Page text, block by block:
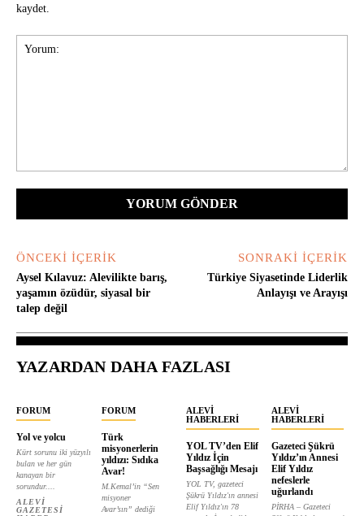
kaydet.
ÖNCEKI İÇERIK
Aysel Kılavuz: Alevilikte barış,
yaşamın özüdür, siyasal bir
talep değil
SONRAKI İÇERIK
Türkiye Siyasetinde Liderlik
Anlayışı ve Arayışı
YAZARDAN DAHA FAZLASI
FORUM
Yol ve yolcu
Kürt sorunu iki yüzyılı
bulan ve her gün
kanayan bir
sorundur....
ALEVI
GAZETESI
FORUM
Türk
misyonerlerin
yıldızı: Sıdıka
Avar!
M.Kemal’in “Sen
misyoner
Avar’sın” dediği
ALEVI
HABERLERI
YOL TV’den Elif
Yıldız İçin
Başsağlığı Mesajı
YOL TV, gazeteci
Şükrü Yıldız'ın annesi
Elif Yıldız'ın 78
ALEVI
HABERLERI
Gazeteci Şükrü
Yıldız’ın Annesi
Elif Yıldız
nefeslerle
uğurlandı
PİRHA – Gazeteci